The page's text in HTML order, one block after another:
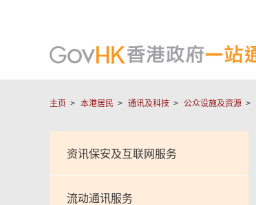
主页 本港居民 通讯及科技 公众设施及资源
资讯保安及互联网服务
流动通讯服务